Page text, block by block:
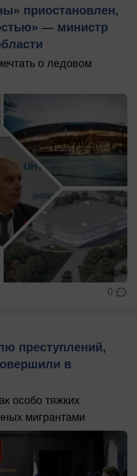
приостановлен,
— министр
о ледовом
0
преступлений,
в
особо тяжких
мигрантами